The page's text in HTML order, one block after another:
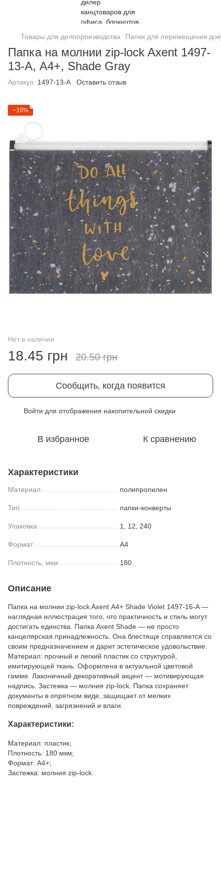
Товары для делопроизводства Папки для перемещения
Папка на молнии zip-lock Axent 1497-
13-A, А4+, Shade Gray
Артикул: 1497-13-A Оставить отзыв
−10%
Нет в наличии
18.45 грн 20.50 грн
Сообщить, когда появится
Войти для отображения накопительной скидки
В избранное К сравнению
Характеристики
Материал полипропилен
Тип папки-конверты
Упаковка 1, 12, 240
Формат A4
Плотность, мкм 180
Описание
Папка на молнии zip-lock Axent А4+ Shade Violet 1497-16-A —
наглядная иллюстрация того, что практичность и стиль могут
достигать единства. Папка Axent Shade — не просто
канцелярская принадлежность. Она блестяще справляется со
своим предназначением и дарит эстетическое удовольствие.
Материал: прочный и легкий пластик со структурой,
имитирующей ткань. Оформлена в актуальной цветовой
гамме. Лаконичный декоративный акцент — мотивирующая
надпись. Застежка — молния zip-lock. Папка сохраняет
документы в опрятном виде, защищает от мелких
повреждений, загрязнений и влаги.
Характеристики:
Материал: пластик;
Плотность: 180 мкм;
Формат: А4+;
Застежка: молния zip-lock.